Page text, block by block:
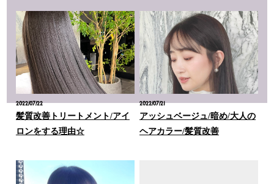
2022/07/22
髪質改善トリートメント/アイ
ロンをする理由☆
2022/07/21
アッシュベージュ/暗め/大人の
ヘアカラー/髪質改善